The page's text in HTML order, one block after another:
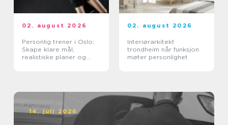
02. august 2026
Personlig trener i Oslo:
Skape klare mål,
realistiske planer og
02. august 2026
Interiørarkitekt
trondheim når funksjon
møter personlighet
14. juli 2026